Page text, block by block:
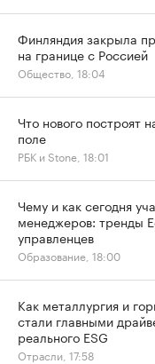
Финляндия закрыла
на границе с Россией
Общество, 18:04
Что нового построят
поле
РБК и Stone, 18:01
Чему и как сегодня
менеджеров: тренды
управленцев
Образование, 18:00
Как металлургия и
стали главными
реального ESG
Отрасли, 17:58